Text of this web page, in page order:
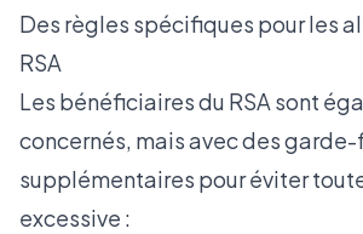
Des règles spécifiques pour les
RSA
Les bénéficiaires du RSA sont
concernés, mais avec des garde-
supplémentaires pour éviter
excessive :